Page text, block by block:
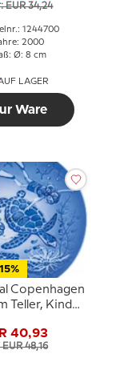
EUR 34,24
1244700
2000
Ø: 8 cm
LAGER
Ware
Copenhagen
Teller, Kinder
40,93
48,16